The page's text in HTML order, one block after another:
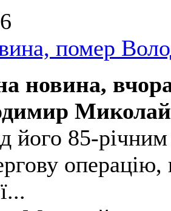
помер
новина,
його 85-
операцію,